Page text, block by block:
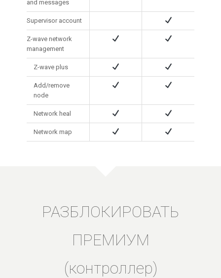
and messages
Supervisor account
Z-wave network
management
Z-wave plus
Add/remove
node
Network heal
Network map
РАЗБЛОКИРОВАТЬ
ПРЕМИУМ
(контроллер)